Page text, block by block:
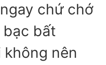
chứ chớ
bạc bất
nên